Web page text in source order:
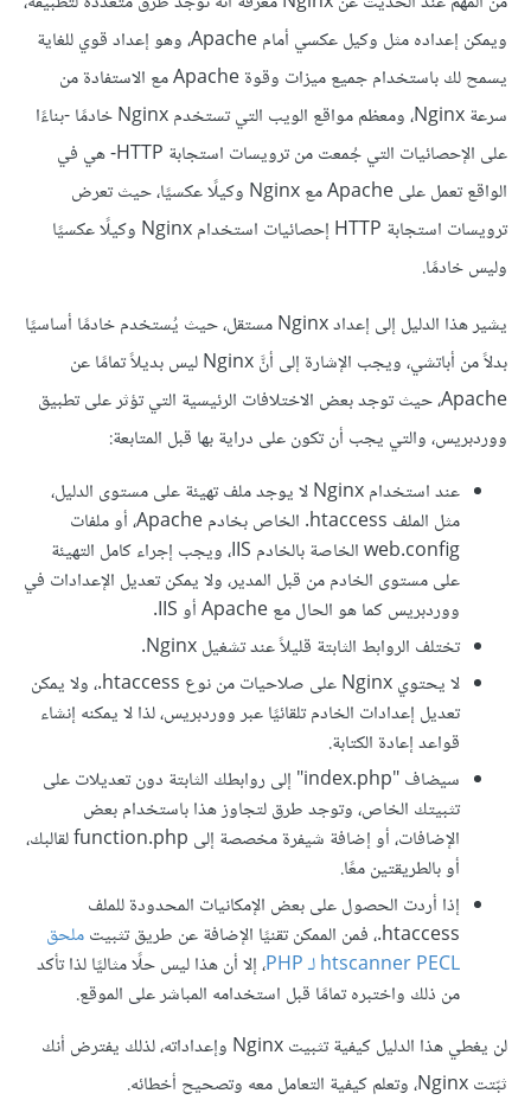
ويمكن إعداده مثل وكيل عكسي أمام Apache، وهو إعداد قوي للغاية
يسمح لك باستخدام جميع ميزات وقوة Apache مع الاستفادة من
سرعة Nginx، ومعظم مواقع الويب التي تستخدم Nginx خادمًا -بناءًا
على الإحصائيات التي جُمعت من ترويسات استجابة HTTP- هي في
الواقع تعمل على Apache مع Nginx وكيلًا عكسيًا، حيث تعرض
ترويسات استجابة HTTP إحصائيات استخدام Nginx وكيلًا عكسيًا
وليس خادمًا.
يشير هذا الدليل إلى إعداد Nginx مستقل، حيث يُستخدم خادمًا أساسيًا
بدلاً من أباتشي، ويجب الإشارة إلى أنَّ Nginx ليس بديلاً تمامًا عن
Apache، حيث توجد بعض الاختلافات الرئيسية التي تؤثر على تطبيق
ووردبريس، والتي يجب أن تكون على دراية بها قبل المتابعة:
عند استخدام Nginx لا يوجد ملف تهيئة على مستوى الدليل،
مثل الملف htaccess. الخاص بخادم Apache، أو ملفات
web.config الخاصة بالخادم IIS، ويجب إجراء كامل التهيئة
على مستوى الخادم من قبل المدير، ولا يمكن تعديل الإعدادات في
ووردبريس كما هو الحال مع Apache أو IIS.
تختلف الروابط الثابتة قليلاً عند تشغيل Nginx.
لا يحتوي Nginx على صلاحيات من نوع htaccess.، ولا يمكن
تعديل إعدادات الخادم تلقائيًا عبر ووردبريس، لذا لا يمكنه إنشاء
قواعد إعادة الكتابة.
سيضاف "index.php" إلى روابطك الثابتة دون تعديلات على
تثبيتك الخاص، وتوجد طرق لتجاوز هذا باستخدام بعض
الإضافات، أو إضافة شيفرة مخصصة إلى function.php لقالبك،
أو بالطريقتين معًا.
إذا أردت الحصول على بعض الإمكانيات المحدودة للملف
htaccess.، فمن الممكن تقنيًا الإضافة عن طريق تثبيت
ملحق
htscanner PECL لـ PHP
، إلا أن هذا ليس حلًا مثاليًا لذا تأكد
من ذلك واختبره تمامًا قبل استخدامه المباشر على الموقع.
لن يغطي هذا الدليل كيفية تثبيت Nginx وإعداداته، لذلك يفترض أنك
ثبّتت Nginx، وتعلم كيفية التعامل معه وتصحيح أخطائه.